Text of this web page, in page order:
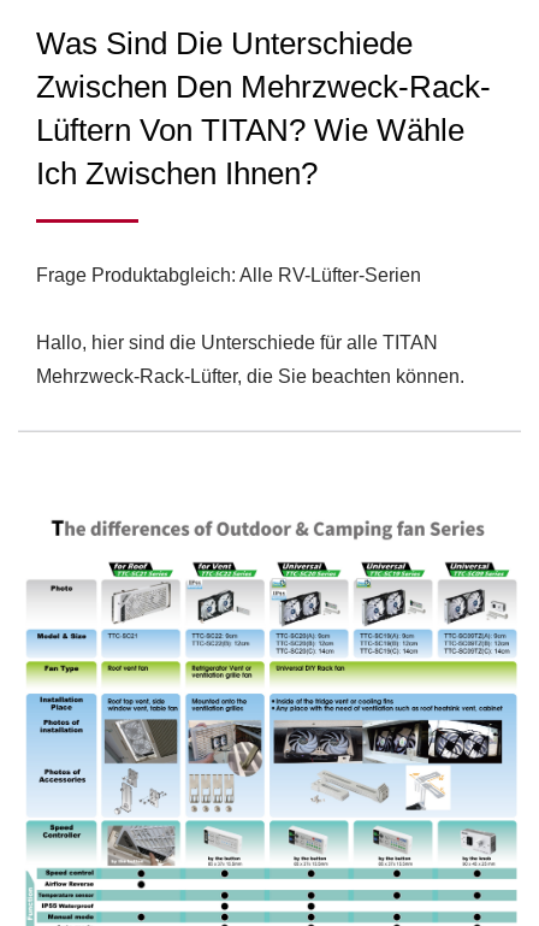
HOCHLEISTUNGS-
KÜHLVENTILATOREN &
CPU-KÜHLER FÜR
INDUSTRIELLE & RV-
NUTZUNG | TITAN
460 Mitarbeiter verfügt und monatlich mindestens 1,2
Was Sind Die Unterschiede
Zwischen Den Mehrzweck-Rack-
Lüftern Von TITAN? Wie Wähle
Ich Zwischen Ihnen?
Frage Produktabgleich: Alle RV-Lüfter-Serien
Hallo, hier sind die Unterschiede für alle TITAN
Mehrzweck-Rack-Lüfter, die Sie beachten können.